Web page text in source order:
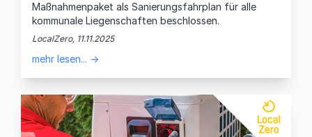
Maßnahmenpaket als Sanierungsfahrplan für alle
kommunale Liegenschaften beschlossen.
LocalZero, 11.11.2025
mehr lesen... →